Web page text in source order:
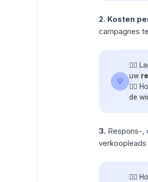
2. Kosten
campagnes
💡
👉🏼
uw
👉🏼
de
3. Respons-,
👉🏼